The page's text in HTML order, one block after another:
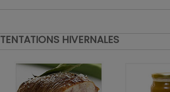
TENTATIONS HIVERNALES